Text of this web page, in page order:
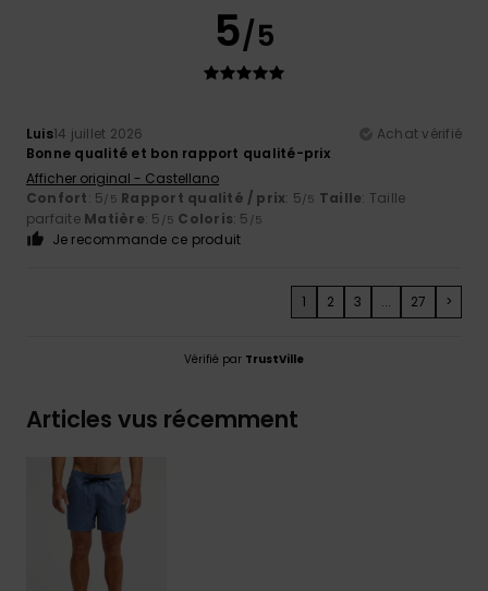
5/5
Luis14 juillet 2026
Achat vérifié
Bonne qualité et bon rapport qualité-prix
Afficher original - Castellano
Confort: 5/5 Rapport qualité / prix: 5/5 Taille: Taille
parfaite Matière: 5 /5 Coloris: 5 /5
Je recommande ce produit
1 2 3 ... 27 >
Vérifié par TrustVille
Articles vus récemment